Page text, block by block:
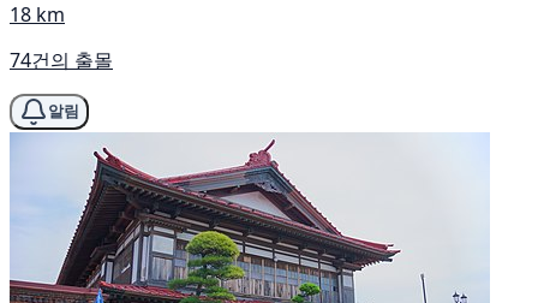
18 km
74건의 출몰
알림